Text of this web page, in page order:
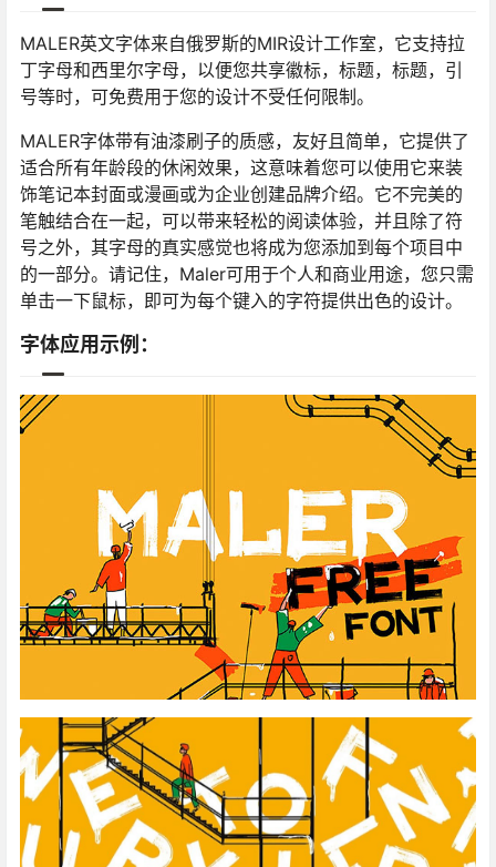
MALER英文字体来自俄罗斯的MIR设计工作室，它支持拉
丁字母和西里尔字母，以便您共享徽标，标题，标题，引
号等时，可免费用于您的设计不受任何限制。
MALER字体带有油漆刷子的质感，友好且简单，它提供了
适合所有年龄段的休闲效果，这意味着您可以使用它来装
饰笔记本封面或漫画或为企业创建品牌介绍。它不完美的
笔触结合在一起，可以带来轻松的阅读体验，并且除了符
号之外，其字母的真实感觉也将成为您添加到每个项目中
的一部分。请记住，Maler可用于个人和商业用途，您只需
单击一下鼠标，即可为每个键入的字符提供出色的设计。
字体应用示例：